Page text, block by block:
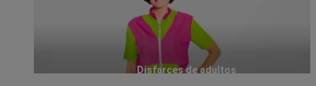
Disfarces de adultos